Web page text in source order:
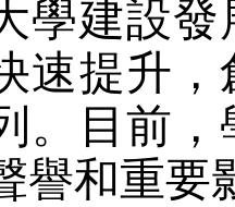
學建設
速提升
。目前
譽和重要